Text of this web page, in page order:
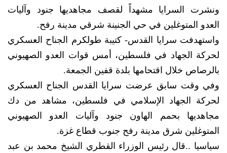
ونشرت السرايا مشهداً لقصف مجاهديها جنود وآليات
العدو المتوغلين في حي الجنينة شرقي مدينة رفح.
واستهدفت سرايا القدس- كتيبة طولكرم الجناح العسكري
لحركة الجهاد في فلسطين، أمس قوات العدو الصهيوني
بالرصاص خلال اقتحامها بلدة قفين الجمعة.
وفي وقت سابق عرضت سرايا القدس الجناح العسكري
لحركة الجهاد الإسلامي في فلسطين، مشاهد من دك
مجاهديها بحمم الهاون جنود وآليات العدو الصهيوني
المتوغلين شرق مدينة رفح جنوب قطاع غزة.
سياسيا ..قال رئيس الوزراء القطري الشيخ محمد بن عبد